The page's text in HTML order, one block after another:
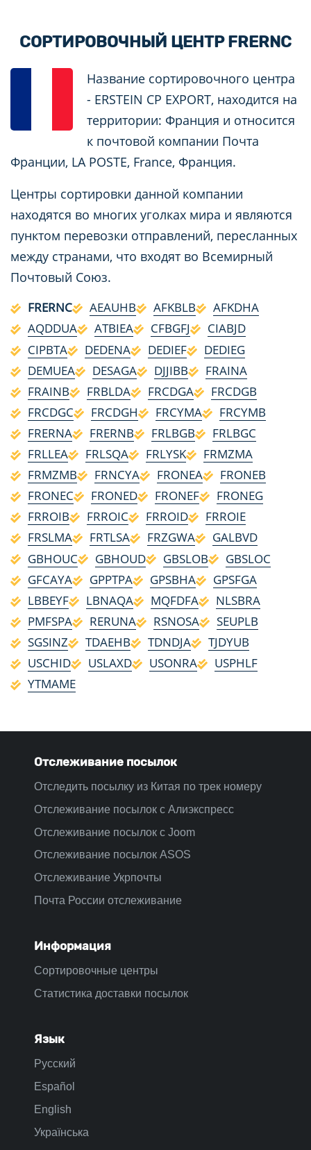
СОРТИРОВОЧНЫЙ ЦЕНТР FRERNC
Название сортировочного центра
- ERSTEIN CP EXPORT, находится на
территории: Франция и относится
к почтовой компании Почта
Франции, LA POSTE, France, Франция.
Центры сортировки данной компании
находятся во многих уголках мира и являются
пунктом перевозки отправлений, пересланных
между странами, что входят во Всемирный
Почтовый Союз.
FRERNC AEAUHB AFKBLB
AFKDHA
AQDDUA
ATBIEA CFBGFJ
CIABJD
CIPBTA
DEDENA DEDIEF
DEDIEG
DEMUEA
DESAGA DJJIBB
FRAINA
FRAINB
FRBLDA FRCDGA
FRCDGB
FRCDGC
FRCDGH FRCYMA
FRCYMB
FRERNA
FRERNB FRLBGB
FRLBGC
FRLLEA
FRLSQA FRLYSK
FRMZMA
FRMZMB
FRNCYA FRONEA
FRONEB
FRONEC
FRONED FRONEF
FRONEG
FRROIB
FRROIC FRROID
FRROIE
FRSLMA
FRTLSA FRZGWA
GALBVD
GBHOUC
GBHOUD GBSLOB
GBSLOC
GFCAYA
GPPTPA GPSBHA
GPSFGA
LBBEYF
LBNAQA MQFDFA
NLSBRA
PMFSPA
RERUNA RSNOSA
SEUPLB
SGSINZ
TDAEHB TDNDJA
TJDYUB
USCHID
USLAXD USONRA
USPHLF
YTMAME
Отслеживание посылок
Отследить посылку из Китая по трек номеру
Отслеживание посылок с Алиэкспресс
Отслеживание посылок с Joom
Отслеживание посылок ASOS
Отслеживание Укрпочты
Почта России отслеживание
Информация
Сортировочные центры
Статистика доставки посылок
Язык
Русский
Español
English
Українська